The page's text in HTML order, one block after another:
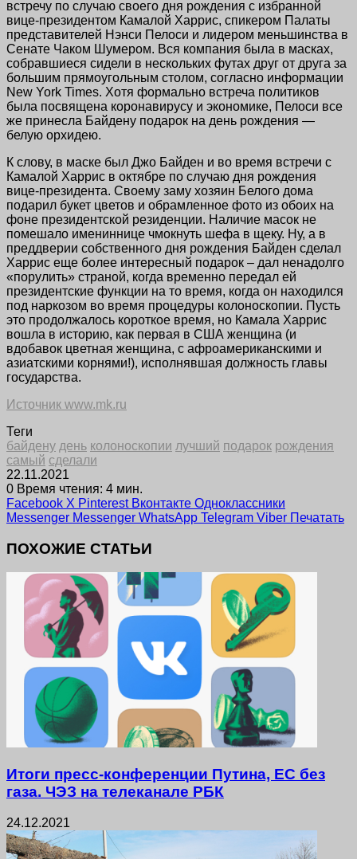
встречу по случаю своего дня рождения с избранной
вице-президентом Камалой Харрис, спикером Палаты
представителей Нэнси Пелоси и лидером меньшинства в
Сенате Чаком Шумером. Вся компания была в масках,
собравшиеся сидели в нескольких футах друг от друга за
большим прямоугольным столом, согласно информации
New York Times. Хотя формально встреча политиков
была посвящена коронавирусу и экономике, Пелоси все
же принесла Байдену подарок на день рождения —
белую орхидею.
К слову, в маске был Джо Байден и во время встречи с
Камалой Харрис в октябре по случаю дня рождения
вице-президента. Своему заму хозяин Белого дома
подарил букет цветов и обрамленное фото из обоих на
фоне президентской резиденции. Наличие масок не
помешало имениннице чмокнуть шефа в щеку. Ну, а в
преддверии собственного дня рождения Байден сделал
Харрис еще более интересный подарок – дал ненадолго
«порулить» страной, когда временно передал ей
президентские функции на то время, когда он находился
под наркозом во время процедуры колоноскопии. Пусть
это продолжалось короткое время, но Камала Харрис
вошла в историю, как первая в США женщина (и
вдобавок цветная женщина, с афроамериканскими и
азиатскими корнями!), исполнявшая должность главы
государства.
Источник www.mk.ru
Теги
байдену день колоноскопии лучший подарок рождения
самый сделали
22.11.2021
0 Время чтения: 4 мин.
Facebook X Pinterest Вконтакте Одноклассники
Messenger Messenger WhatsApp Telegram Viber Печатать
ПОХОЖИЕ СТАТЬИ
Итоги пресс-конференции Путина, ЕС без
газа. ЧЭЗ на телеканале РБК
24.12.2021